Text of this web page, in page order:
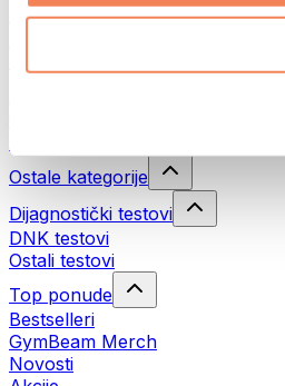
Eko kućanstvo
Ostale kategorije
Dijagnostički testovi
DNK testovi
Ostali testovi
Top ponude
Bestselleri
GymBeam Merch
Novosti